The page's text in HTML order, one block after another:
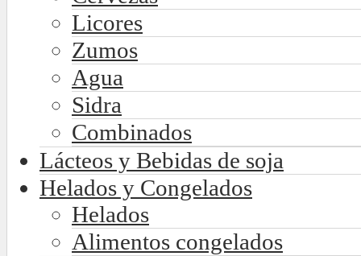
Licores
Zumos
Agua
Sidra
Combinados
Lácteos y Bebidas de soja
Helados y Congelados
Helados
Alimentos congelados